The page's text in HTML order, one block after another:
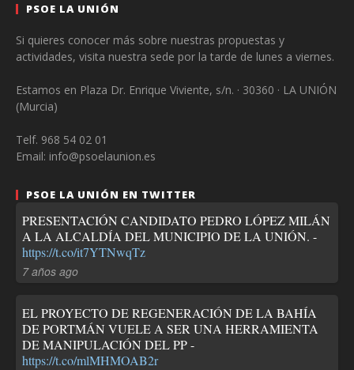
PSOE LA UNIÓN
Si quieres conocer más sobre nuestras propuestas y
actividades, visita nuestra sede por la tarde de lunes a viernes.
Estamos en Plaza Dr. Enrique Viviente, s/n. · 30360 · LA UNIÓN
(Murcia)
Telf. 968 54 02 01
Email: info@psoelaunion.es
PSOE LA UNIÓN EN TWITTER
PRESENTACIÓN CANDIDATO PEDRO LÓPEZ MILÁN
A LA ALCALDÍA DEL MUNICIPIO DE LA UNIÓN. -
https://t.co/it7YTNwqTz
7 años ago
EL PROYECTO DE REGENERACIÓN DE LA BAHÍA
DE PORTMÁN VUELE A SER UNA HERRAMIENTA
DE MANIPULACIÓN DEL PP -
https://t.co/mlMHMOAB2r